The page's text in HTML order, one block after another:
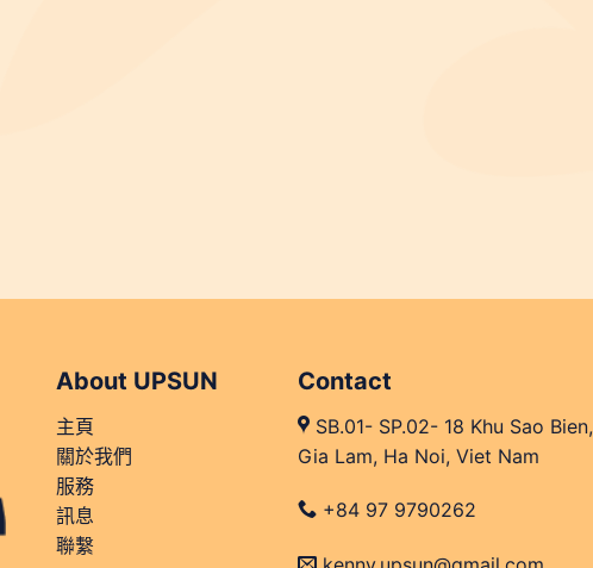
About UPSUN
主頁
關於我們
服務
訊息
聯繫
Contact
SB.01- SP.02- 18 Khu Sao
Gia Lam, Ha Noi, Viet Nam
+84 97 9790262